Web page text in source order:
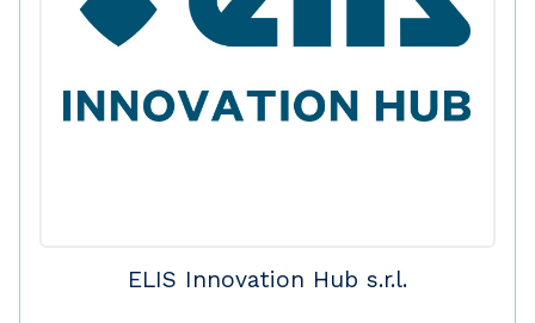
ELIS Innovation Hub s.r.l.